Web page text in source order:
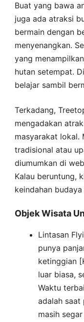
Buat yang bawa
juga ada atraksi
bermain dengan
menyenangkan.
yang
hutan setempat.
belajar sambil
Terkadang,
mengadakan
masyarakat lokal.
tradisional atau
diumumkan di
Kalau beruntung,
keindahan
Objek Wisata
Lintasan
punya
ketinggian
luar biasa,
Waktu
adalah saat
masih